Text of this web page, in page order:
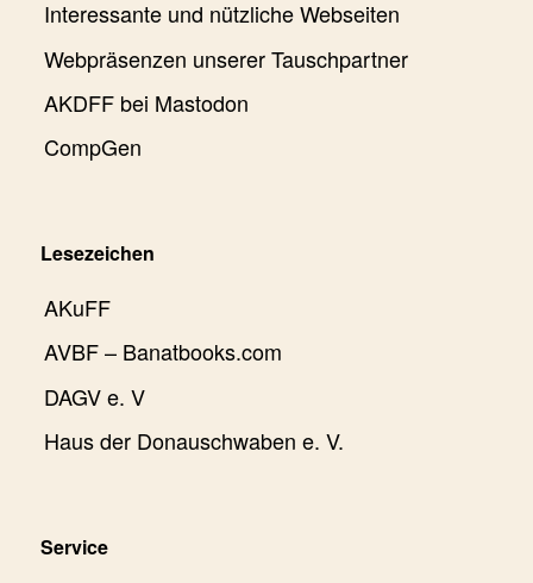
Interessante und nützliche Webseiten
Webpräsenzen unserer Tauschpartner
AKDFF bei Mastodon
CompGen
Lesezeichen
AKuFF
AVBF – Banatbooks.com
DAGV e. V
Haus der Donauschwaben e. V.
Service